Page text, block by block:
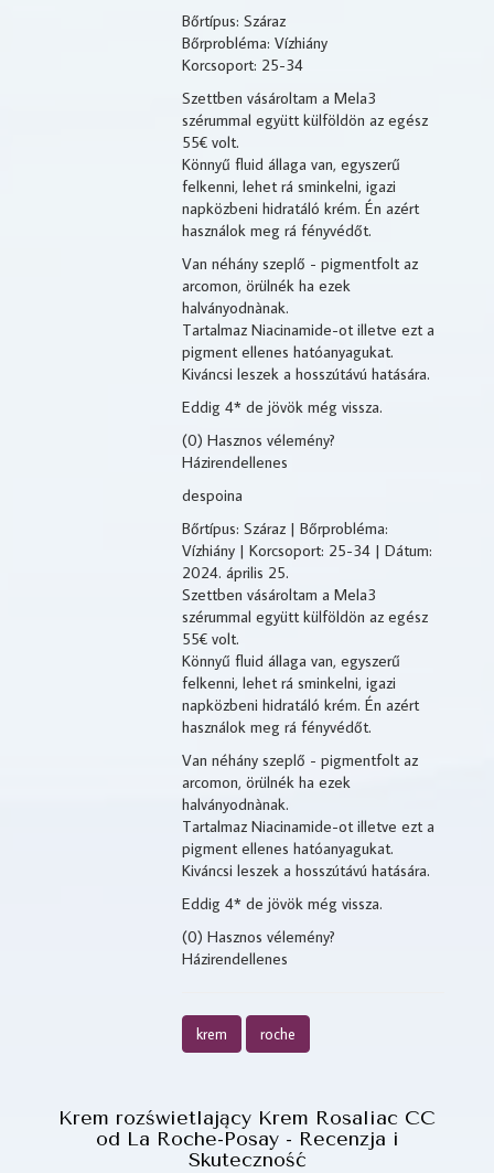
Bőrtípus: Száraz
Bőrprobléma: Vízhiány
Korcsoport: 25-34
Szettben vásároltam a Mela3
szérummal együtt külföldön az egész
55€ volt.
Könnyű fluid állaga van, egyszerű
felkenni, lehet rá sminkelni, igazi
napközbeni hidratáló krém. Én azért
használok meg rá fényvédőt.
Van néhány szeplő - pigmentfolt az
arcomon, örülnék ha ezek
halványodnànak.
Tartalmaz Niacinamide-ot illetve ezt a
pigment ellenes hatóanyagukat.
Kiváncsi leszek a hosszútávú hatására.
Eddig 4* de jövök még vissza.
(0) Hasznos vélemény?
Házirendellenes
despoina
Bőrtípus: Száraz | Bőrprobléma:
Vízhiány | Korcsoport: 25-34 | Dátum:
2024. április 25.
Szettben vásároltam a Mela3
szérummal együtt külföldön az egész
55€ volt.
Könnyű fluid állaga van, egyszerű
felkenni, lehet rá sminkelni, igazi
napközbeni hidratáló krém. Én azért
használok meg rá fényvédőt.
Van néhány szeplő - pigmentfolt az
arcomon, örülnék ha ezek
halványodnànak.
Tartalmaz Niacinamide-ot illetve ezt a
pigment ellenes hatóanyagukat.
Kiváncsi leszek a hosszútávú hatására.
Eddig 4* de jövök még vissza.
(0) Hasznos vélemény?
Házirendellenes
krem roche
Krem rozświetlający Krem Rosaliac CC
od La Roche-Posay - Recenzja i
Skuteczność